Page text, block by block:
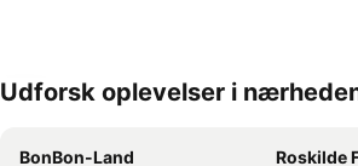
Udvid kort
Udforsk oplevelser i
BonBon-Land
Roskilde